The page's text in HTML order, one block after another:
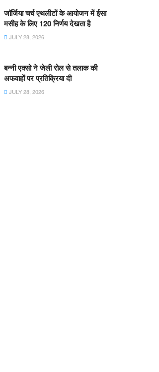
जॉर्जिया चर्च एथलीटों के आयोजन में ईसा
मसीह के लिए 120 निर्णय देखता है
JULY 28, 2026
बन्नी एक्सो ने जेली रोल से तलाक की
अफवाहों पर प्रतिक्रिया दी
JULY 28, 2026